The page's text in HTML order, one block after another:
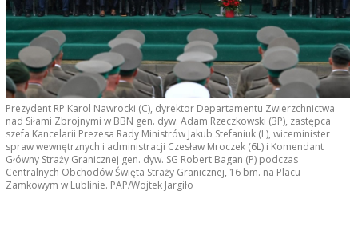
Prezydent RP Karol Nawrocki (C), dyrektor Departamentu Zwierzchnictwa
nad Siłami Zbrojnymi w BBN gen. dyw. Adam Rzeczkowski (3P), zastępca
szefa Kancelarii Prezesa Rady Ministrów Jakub Stefaniuk (L), wiceminister
spraw wewnętrznych i administracji Czesław Mroczek (6L) i Komendant
Główny Straży Granicznej gen. dyw. SG Robert Bagan (P) podczas
Centralnych Obchodów Święta Straży Granicznej, 16 bm. na Placu
Zamkowym w Lublinie. PAP/Wojtek Jargiło